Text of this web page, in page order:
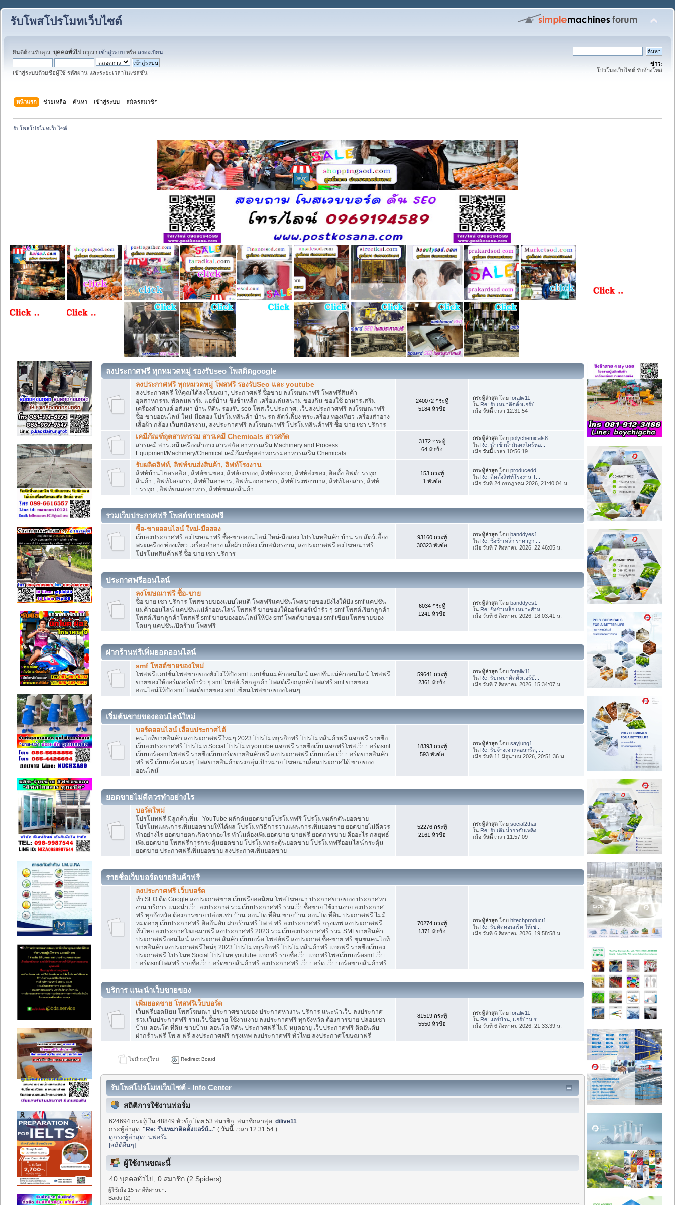
รับโพสโปรโมทเว็บไซต์
ยินดีต้อนรับคุณ, บุคคลทั่วไป กรุณา เข้าสู่ระบบ หรือ ลงทะเบียน
เข้าสู่ระบบด้วยชื่อผู้ใช้ รหัสผ่าน และระยะเวลาในเซสชั่น
ข่าว:
โปรโมทเว็บไซต์ รับจ้างโพส
หน้าแรก ช่วยเหลือ ค้นหา เข้าสู่ระบบ สมัครสมาชิก
รับโพสโปรโมทเว็บไซต์
ลงประกาศฟรี ทุกหมวดหมู่ รองรับseo โพสติดgoogle
ลงประกาศฟรี ทุกหมวดหมู่ โพสฟรี รองรับSeo และ youtube
ลงประกาศฟรี ให้คุณได้ลงโฆษณา, ประกาศฟรี ซื้อขาย ลงโฆษณาฟรี โพสฟรีสินค้า
อุตสาหกรรม พัดลมฟาร์ม แอร์บ้าน ชิงช้าเหล็ก เครื่องเล่นสนาม ของกิน ของใช้ อาหารเสริม
เครื่องสำอางค์ อสังหา บ้าน ที่ดิน รองรับ seo โพสเว็บประกาศ, เว็บลงประกาศฟรี ลงโฆษณาฟรี
ซื้อ-ขายออนไลน์ ใหม่-มือสอง โปรโมทสินค้า บ้าน รถ สัตว์เลี้ยง พระเครื่อง ท่องเที่ยว เครื่องสำอาง
เสื้อผ้า กล้อง เว็บสมัครงาน, ลงประกาศฟรี ลงโฆษณาฟรี โปรโมทสินค้าฟรี ซื้อ ขาย เช่า บริการ
240072 กระทู้
5184 หัวข้อ
กระทู้ล่าสุด โดยforaliv11
ใน Re: รับเหมาติดตั้งแอร์บ้...
เมื่อวันนี้เวลา 12:31:54
เคมีภัณฑ์อุตสาหกรรม สารเคมี Chemicals สารสกัด
สารเคมี สารเคมี เครื่องสำอาง สารสกัด อาหารเสริม Machinery and Process
Equipment/Machinery/Chemical เคมีภัณฑ์อุตสาหกรรมอาหารเสริม Chemicals
3172 กระทู้
64 หัวข้อ
กระทู้ล่าสุด โดยpolychemicals8
ใน Re: นำเข้าน้ำมันตะไคร้หอ...
เมื่อวันนี้เวลา 10:56:19
รับผลิตลิฟท์, ลิฟท์ขนส่งสินค้า, ลิฟท์โรงงาน
ลิฟท์บ้านไฮดรอลิค , ลิฟต์ขนของ, ลิฟต์ยกของ, ลิฟท์กระจก, ลิฟท์ส่งของ, ติดตั้ง ลิฟต์บรรทุก
สินค้า , ลิฟท์โดยสาร, ลิฟท์ในอาคาร, ลิฟท์นอกอาคาร, ลิฟท์โรงพยาบาล, ลิฟท์โดยสาร, ลิฟท์
บรรทุก , ลิฟท์ขนส่งอาหาร, ลิฟท์ขนส่งสินค้า
153 กระทู้
1 หัวข้อ
กระทู้ล่าสุด โดยproducedd
ใน Re: ติดตั้งลิฟท์โรงงาน T...
เมื่อ วันที่ 24 กรกฎาคม 2026, 21:40:04 น.
รวมเว็บประกาศฟรี โพสต์ขายของฟรี
ซื้อ-ขายออนไลน์ ใหม่-มือสอง
เว็บลงประกาศฟรี ลงโฆษณาฟรี ซื้อ-ขายออนไลน์ ใหม่-มือสอง โปรโมทสินค้า บ้าน รถ สัตว์เลี้ยง
พระเครื่อง ท่องเที่ยว เครื่องสำอาง เสื้อผ้า กล้อง เว็บสมัครงาน, ลงประกาศฟรี ลงโฆษณาฟรี
โปรโมทสินค้าฟรี ซื้อ ขาย เช่า บริการ
93160 กระทู้
30323 หัวข้อ
กระทู้ล่าสุด โดยbanddyes1
ใน Re: ชิงช้าเหล็ก ราคาถูก ...
เมื่อ วันที่ 7 สิงหาคม 2026, 22:46:05 น.
ประกาศฟรีออนไลน์
ลงโฆษณาฟรี ซื้อ-ขาย
ซื้อ ขาย เช่า บริการ โพสขายของแบบไหนดี โพสฟรีแคปชั่นโพสขายของยังไงให้ปัง smf แคปชั่น
แม่ค้าออนไลน์ แคปชั่นแม่ค้าออนไลน์ โพสฟรี ขายของให้ออร์เดอร์เข้ารัว ๆ smf โพสต์เรียกลูกค้า
โพสต์เรียกลูกค้าโพสฟรี smf ขายของออนไลน์ให้ปัง smf โพสต์ขายของ smf เขียนโพสขายของ
โดนๆ แคปชั่นเปิดร้าน โพสฟรี
6034 กระทู้
1241 หัวข้อ
กระทู้ล่าสุด โดยbanddyes1
ใน Re: ชิงช้าเหล็ก เหมาะสำห...
เมื่อ วันที่ 6 สิงหาคม 2026, 18:03:41 น.
ฝากร้านฟรีเพิ่มยอดออนไลน์
smf โพสต์ขายของใหม่
โพสฟรีแคปชั่นโพสขายของยังไงให้ปัง smf แคปชั่นแม่ค้าออนไลน์ แคปชั่นแม่ค้าออนไลน์ โพสฟรี
ขายของให้ออร์เดอร์เข้ารัว ๆ smf โพสต์เรียกลูกค้า โพสต์เรียกลูกค้าโพสฟรี smf ขายของ
ออนไลน์ให้ปัง smf โพสต์ขายของ smf เขียนโพสขายของโดนๆ
59641 กระทู้
2361 หัวข้อ
กระทู้ล่าสุด โดยforaliv11
ใน Re: รับเหมาติดตั้งแอร์บ้...
เมื่อ วันที่ 7 สิงหาคม 2026, 15:34:07 น.
เริ่มต้นขายของออนไลน์ใหม่
บอร์ดออนไลน์ เลื่อนประกาศได้
คนไอทีขายสินค้า ลงประกาศฟรีใหม่ๆ 2023 โปรโมทธุรกิจฟรี โปรโมทสินค้าฟรี แจกฟรี รายชื่อ
เว็บลงประกาศฟรี โปรโมท Social โปรโมท youtube แจกฟรี รายชื่อเว็บ แจกฟรีโพสเว็บบอร์ดsmf
เว็บบอร์ดsmfโพสฟรี รายชื่อเว็บบอร์ดขายสินค้าฟรี ลงประกาศฟรี เว็บบอร์ด เว็บบอร์ดขายสินค้า
ฟรี ฟรี เว็บบอร์ด แรงๆ โพสขายสินค้าตรงกลุ่มเป้าหมาย โฆษณาเลื่อนประกาศได้ ขายของ
ออนไลน์
18393 กระทู้
593 หัวข้อ
กระทู้ล่าสุด โดยsayjung1
ใน Re: รับจ้างเจาะคอนกรีต, ...
เมื่อ วันที่ 11 มิถุนายน 2026, 20:51:36 น.
ยอดขายไม่ดีควรทำอย่างไร
บอร์ดใหม่
โปรโมทฟรี มีลูกค้าเพิ่ม - YouTube ผลักดันยอดขายโปรโมทฟรี โปรโมทผลักดันยอดขาย
โปรโมทแผนการเพิ่มยอดขายให้ได้ผล โปรโมทวิธีการวางแผนการเพิ่มยอดขาย ยอดขายไม่ดีควร
ทำอย่างไร ยอดขายตกเกิดจากอะไร ทำไมต้องเพิ่มยอดขาย ขายฟรี ยอดการขาย คืออะไร กลยุทธ์
เพิ่มยอดขาย โพสฟรีการกระตุ้นยอดขาย โปรโมทกระตุ้นยอดขาย โปรโมทฟรีออนไลน์กระตุ้น
ยอดขาย ประกาศฟรีเพิ่มยอดขาย ลงประกาศเพิ่มยอดขาย
52276 กระทู้
2161 หัวข้อ
กระทู้ล่าสุด โดยsocial2thai
ใน Re: รับเติมน้ำยาดับเพลิง...
เมื่อวันนี้เวลา 11:57:09
รายชื่อเว็บบอร์ดขายสินค้าฟรี
ลงประกาศฟรี เว็บบอร์ด
ทำ SEO ติด Google ลงประกาศขาย เว็บฟรียอดนิยม โพสโฆษณา ประกาศขายของ ประกาศหา
งาน บริการ แนะนำเว็บ ลงประกาศ รวมเว็บประกาศฟรี รวมเว็บซื้อขาย ใช้งานง่าย ลงประกาศ
ฟรี ทุกจังหวัด ต้องการขาย ปล่อยเช่า บ้าน คอนโด ที่ดิน ขายบ้าน คอนโด ที่ดิน ประกาศฟรี ไม่มี
หมดอายุ เว็บประกาศฟรี ติดอันดับ ฝากร้านฟรี โพ ส ฟรี ลงประกาศฟรี กรุงเทพ ลงประกาศฟรี
ทั่วไทย ลงประกาศโฆษณาฟรี ลงประกาศฟรี 2023 รวมเว็บลงประกาศฟรี รวม SMFขายสินค้า
ประกาศฟรีออนไลน์ ลงประกาศ สินค้า เว็บบอร์ด โพสต์ฟรี ลงประกาศ ซื้อ-ขาย ฟรี ชุมชนคนไอที
ขายสินค้า ลงประกาศฟรีใหม่ๆ 2023 โปรโมทธุรกิจฟรี โปรโมทสินค้าฟรี แจกฟรี รายชื่อเว็บลง
ประกาศฟรี โปรโมท Social โปรโมท youtube แจกฟรี รายชื่อเว็บ แจกฟรีโพสเว็บบอร์ดsmf เว็บ
บอร์ดsmfโพสฟรี รายชื่อเว็บบอร์ดขายสินค้าฟรี ลงประกาศฟรี เว็บบอร์ด เว็บบอร์ดขายสินค้าฟรี
70274 กระทู้
1371 หัวข้อ
กระทู้ล่าสุด โดยhitechproduct1
ใน Re: รับตัดคอนกรีต ให้เช่...
เมื่อ วันที่ 6 สิงหาคม 2026, 19:58:58 น.
บริการ แนะนำเว็บขายของ
เพิ่มยอดขาย โพสฟรีเว็บบอร์ด
เว็บฟรียอดนิยม โพสโฆษณา ประกาศขายของ ประกาศหางาน บริการ แนะนำเว็บ ลงประกาศ
รวมเว็บประกาศฟรี รวมเว็บซื้อขาย ใช้งานง่าย ลงประกาศฟรี ทุกจังหวัด ต้องการขาย ปล่อยเช่า
บ้าน คอนโด ที่ดิน ขายบ้าน คอนโด ที่ดิน ประกาศฟรี ไม่มี หมดอายุ เว็บประกาศฟรี ติดอันดับ
ฝากร้านฟรี โพ ส ฟรี ลงประกาศฟรี กรุงเทพ ลงประกาศฟรี ทั่วไทย ลงประกาศโฆษณาฟรี
81519 กระทู้
5550 หัวข้อ
กระทู้ล่าสุด โดยforaliv11
ใน Re: แอร์บ้าน, แอร์บ้าน ร...
เมื่อ วันที่ 6 สิงหาคม 2026, 21:33:39 น.
ไม่มีกระทู้ใหม่ Redirect Board
รับโพสโปรโมทเว็บไซต์ - Info Center
สถิติการใช้งานฟอรั่ม
624694 กระทู้ ใน 48849 หัวข้อ โดย 53 สมาชิก. สมาชิกล่าสุด:dilive11
กระทู้ล่าสุด:"Re: รับเหมาติดตั้งแอร์บ้..." (วันนี้ เวลา 12:31:54 )
ดูกระทู้ล่าสุดบนฟอรั่ม
[สถิติอื่นๆ]
ผู้ใช้งานขณะนี้
40 บุคคลทั่วไป, 0 สมาชิก (2 Spiders)
ผู้ใช้เมื่อ 15 นาทีที่ผ่านมา:
Baidu (2)